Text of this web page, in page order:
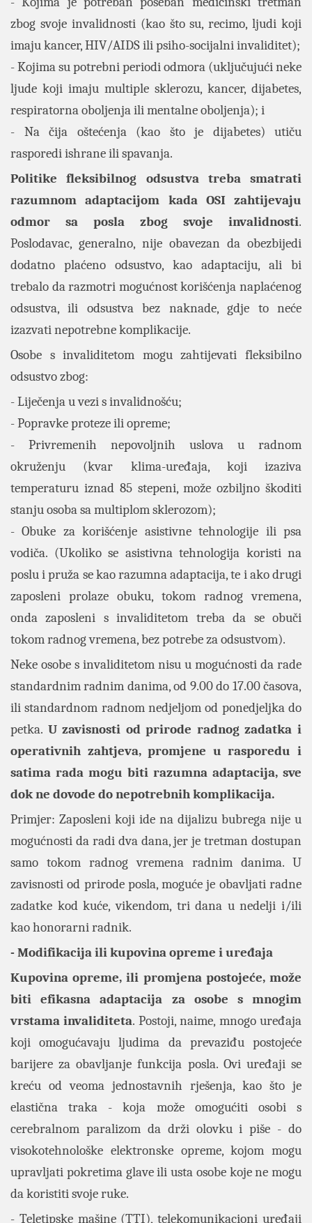
zbog svoje invalidnosti (kao što su, recimo, ljudi koji
imaju kancer, HIV/AIDS ili psiho-socijalni invaliditet);
- Kojima su potrebni periodi odmora (uključujući neke
ljude koji imaju multiple sklerozu, kancer, dijabetes,
respiratorna oboljenja ili mentalne oboljenja); i
- Na čija oštećenja (kao što je dijabetes) utiču
rasporedi ishrane ili spavanja.
Politike fleksibilnog odsustva treba smatrati
razumnom adaptacijom kada OSI zahtijevaju
odmor sa posla zbog svoje invalidnosti.
Poslodavac, generalno, nije obavezan da obezbijedi
dodatno plaćeno odsustvo, kao adaptaciju, ali bi
trebalo da razmotri mogućnost korišćenja naplaćenog
odsustva, ili odsustva bez naknade, gdje to neće
izazvati nepotrebne komplikacije.
Osobe s invaliditetom mogu zahtijevati fleksibilno
odsustvo zbog:
- Liječenja u vezi s invalidnošću;
- Popravke proteze ili opreme;
- Privremenih nepovoljnih uslova u radnom
okruženju (kvar klima-uređaja, koji izaziva
temperaturu iznad 85 stepeni, može ozbiljno škoditi
stanju osoba sa multiplom sklerozom);
- Obuke za korišćenje asistivne tehnologije ili psa
vodiča. (Ukoliko se asistivna tehnologija koristi na
poslu i pruža se kao razumna adaptacija, te i ako drugi
zaposleni prolaze obuku, tokom radnog vremena,
onda zaposleni s invaliditetom treba da se obuči
tokom radnog vremena, bez potrebe za odsustvom).
Neke osobe s invaliditetom nisu u mogućnosti da rade
standardnim radnim danima, od 9.00 do 17.00 časova,
ili standardnom radnom nedjeljom od ponedjeljka do
petka. U zavisnosti od prirode radnog zadatka i
operativnih zahtjeva, promjene u rasporedu i
satima rada mogu biti razumna adaptacija, sve
dok ne dovode do nepotrebnih komplikacija.
Primjer: Zaposleni koji ide na dijalizu bubrega nije u
mogućnosti da radi dva dana, jer je tretman dostupan
samo tokom radnog vremena radnim danima. U
zavisnosti od prirode posla, moguće je obavljati radne
zadatke kod kuće, vikendom, tri dana u nedelji i/ili
kao honorarni radnik.
- Modifikacija ili kupovina opreme i uređaja
Kupovina opreme, ili promjena postojeće, može
biti efikasna adaptacija za osobe s mnogim
vrstama invaliditeta. Postoji, naime, mnogo uređaja
koji omogućavaju ljudima da prevaziđu postojeće
barijere za obavljanje funkcija posla. Ovi uređaji se
kreću od veoma jednostavnih rješenja, kao što je
elastična traka - koja može omogućiti osobi s
cerebralnom paralizom da drži olovku i piše - do
visokotehnološke elektronske opreme, kojom mogu
upravljati pokretima glave ili usta osobe koje ne mogu
da koristiti svoje ruke.
- Teletipske mašine (TTI), telekomunikacioni uređaji